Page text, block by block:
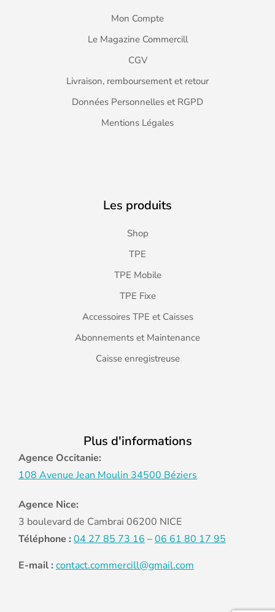
Mon Compte
Le Magazine Commercill
CGV
Livraison, remboursement et retour
Données Personnelles et RGPD
Mentions Légales
Les produits
Shop
TPE
TPE Mobile
TPE Fixe
Accessoires TPE et Caisses
Abonnements et Maintenance
Caisse enregistreuse
Plus d'informations
Agence Occitanie:
108 Avenue Jean Moulin 34500 Béziers
Agence Nice:
3 boulevard de Cambrai 06200 NICE
Téléphone : 04 27 85 73 16 –06 61 80 17 95
E-mail : contact.commercill@gmail.com